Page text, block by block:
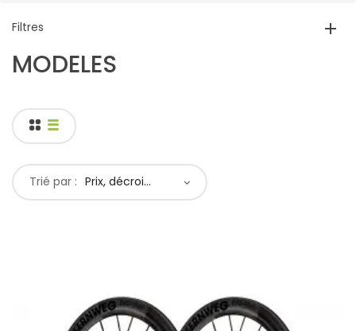
Filtres
MODELES
Trié par : Prix, décroissant